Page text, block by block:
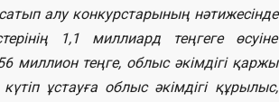
алу конкурстарының нәтижесінде
1,1 миллиард теңгеге өсуіне
миллион теңге, облыс әкімдігі қаржы
ұстауға облыс әкімдігі құрылыс,